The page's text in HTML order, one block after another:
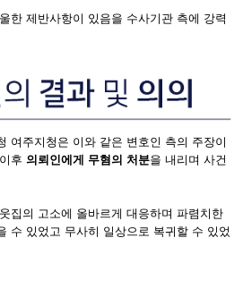
한 제반사항이 있음을 수사기관 측에 강력
여주지청은 이와 같은 변호인 측의 주장이
후 의뢰인에게 무혐의 처분을 내리며 사건
집의 고소에 올바르게 대응하며 파렴치한
수 있었고 무사히 일상으로 복귀할 수 있었